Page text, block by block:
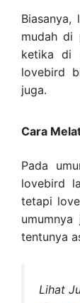
mudah di
ketika di
lovebird
juga.
Cara
Pada
lovebird
tetapi
tentunya
Lihat